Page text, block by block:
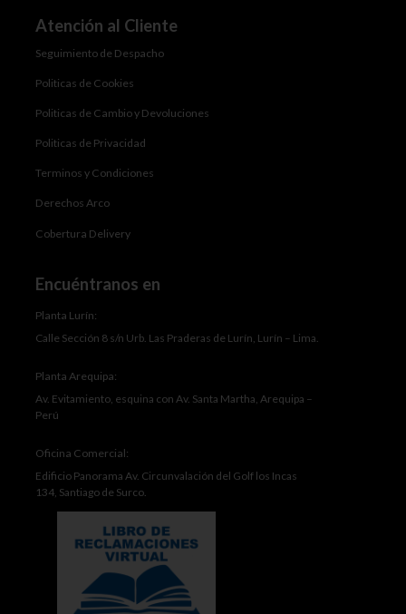
Atención al Cliente
Seguimiento de Despacho
Politicas de Cookies
Politicas de Cambio y Devoluciones
Politicas de Privacidad
Terminos y Condiciones
Derechos Arco
Cobertura Delivery
Encuéntranos en
Planta Lurín:
Calle Sección 8 s/n Urb. Las Praderas de Lurín, Lurín – Lima.
Planta Arequipa:
Av. Evitamiento, esquina con Av. Santa Martha, Arequipa –
Perú
Oficina Comercial:
Edificio Panorama Av. Circunvalación del Golf los Incas
134, Santiago de Surco.